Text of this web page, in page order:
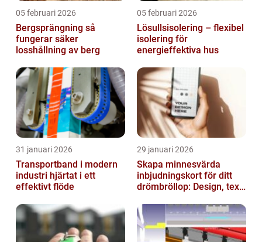
05 februari 2026
Bergsprängning så
fungerar säker
losshållning av berg
05 februari 2026
Lösullsisolering – flexibel
isolering för
energieffektiva hus
31 januari 2026
Transportband i modern
industri hjärtat i ett
effektivt flöde
29 januari 2026
Skapa minnesvärda
inbjudningskort för ditt
drömbröllop: Design, text